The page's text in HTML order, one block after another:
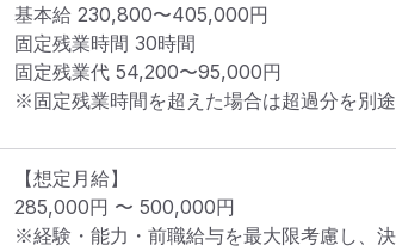
基本給 230,800〜405,000円
固定残業時間 30時間
固定残業代 54,200〜95,000円
※固定残業時間を超えた場合は超過分を別
【想定月給】
285,000円 〜 500,000円
※経験・能力・前職給与を最大限考慮し、決